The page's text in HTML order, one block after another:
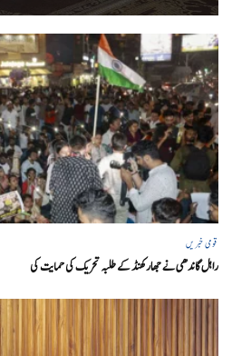
قومی خبریں
راہل گاندھی نے جھارکھنڈ کے طلبہ تحریک کی حمایت کی